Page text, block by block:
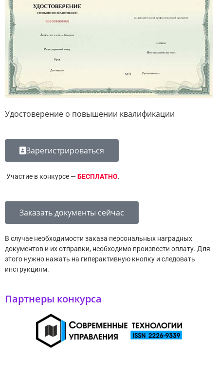
Удостоверение о повышении квалификации
Зарегистрироваться
Участие в конкурсе —БЕСПЛАТНО.
Заказать документы сейчас
В случае необходимости заказа персональных наградных
документов и их отправки, необходимо произвести оплату. Для
этого нужно нажать на гиперактивную кнопку и следовать
инструкциям.
Партнеры конкурса